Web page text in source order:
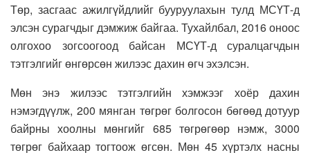
Төр, засгаас ажилгүйдлийг бууруулахын тулд МСҮТ-д
элсэн сурагчдыг дэмжиж байгаа. Тухайлбал, 2016 оноос
олгохоо зогсоогоод байсан МСҮТ-д суралцагчдын
тэтгэлгийг өнгөрсөн жилээс дахин өгч эхэлсэн.
Мөн энэ жилээс тэтгэлгийн хэмжээг хоёр дахин
нэмэгдүүлж, 200 мянган төгрөг болгосон бөгөөд дотуур
байрны хоолны мөнгийг 685 төгрөгөөр нэмж, 3000
төгрөг байхаар тогтоож өгсөн. Мөн 45 хүртэлх насны